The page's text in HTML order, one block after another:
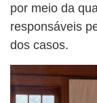
por meio da
responsáveis
dos casos.